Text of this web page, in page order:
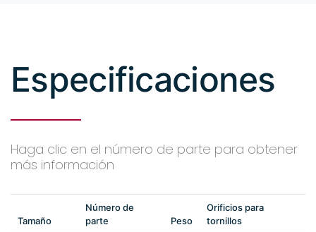
Especificaciones
Haga clic en el número de parte para obtener
más información
Tamaño
Número de
parte
Peso
Orificios para
tornillos